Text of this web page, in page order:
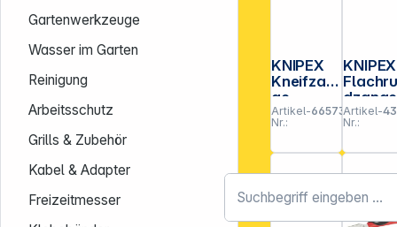
Gartenwerkzeuge
Wasser im Garten
Reinigung
Arbeitsschutz
Grills & Zubehör
Kabel & Adapter
Freizeitmesser
KNIPEX
Kneifzan
ge
Artikel-
Nr.:
665737
KNIPEX
dzange
mit
t 200
Artikel-
Nr.: